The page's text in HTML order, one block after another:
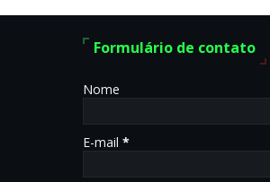
Formulário de contato
Nome
E-mail *